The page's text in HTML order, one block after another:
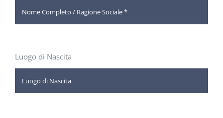
DOWNLOAD
ACADEMY
Luogo di Nascita